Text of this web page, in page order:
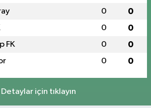
0 0
0 0
FK 0 0
0 0
Detaylar için tıklayın